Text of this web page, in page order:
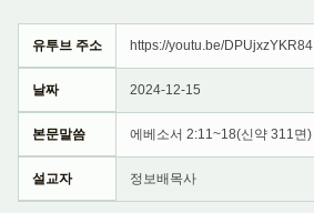
유투브 주소 https://youtu.be/DPUjxzYKR84
날짜 2024-12-15
본문말씀 에베소서 2:11~18(신약 311면)
설교자 정보배목사